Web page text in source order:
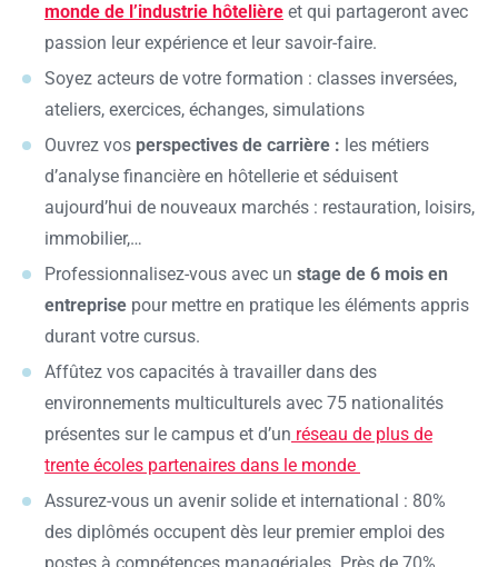
monde de l’industrie hôtelière et qui partageront avec
passion leur expérience et leur savoir-faire.
Soyez acteurs de votre formation : classes inversées,
ateliers, exercices, échanges, simulations
Ouvrez vos perspectives de carrière : les métiers
d’analyse financière en hôtellerie et séduisent
aujourd’hui de nouveaux marchés : restauration, loisirs,
immobilier,…
Professionnalisez-vous avec un stage de 6 mois en
entreprise pour mettre en pratique les éléments appris
durant votre cursus.
Affûtez vos capacités à travailler dans des
environnements multiculturels avec 75 nationalités
présentes sur le campus et d’un réseau de plus de
trente écoles partenaires dans le monde
Assurez-vous un avenir solide et international : 80%
des diplômés occupent dès leur premier emploi des